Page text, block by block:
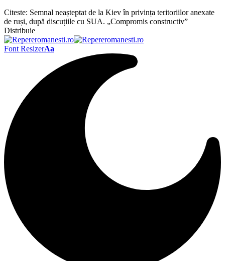
Citeste: Semnal neașteptat de la Kiev în privința teritoriilor anexate
de ruși, după discuțiile cu SUA. „Compromis constructiv”
Distribuie
Font ResizerAa